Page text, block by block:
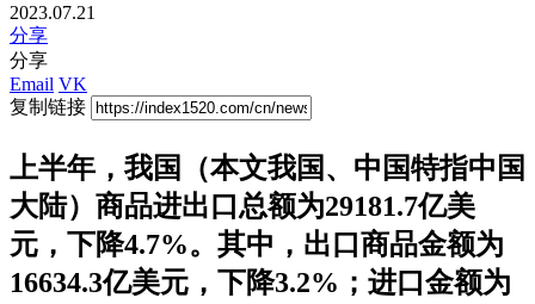
2023.07.21
分享
分享
Email VK
复制链接
上半年，我国（本文我国、中国特指中国
大陆）商品进出口总额为29181.7亿美
元，下降4.7%。其中，出口商品金额为
16634.3亿美元，下降3.2%；进口金额为